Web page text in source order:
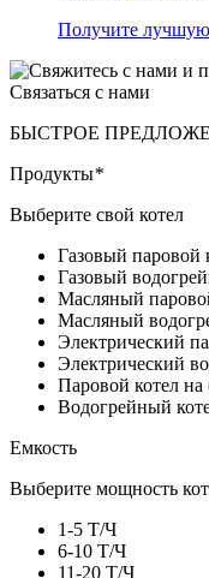
Получите
Связаться с нами
БЫСТРОЕ
Продукты*
Выберите свой котел
Газовый паровой
Газовый
Масляный
Масляный
Электрический
Электрический
Паровой котел на
Водогрейный
Емкость
Выберите мощность
1-5 Т/Ч
6-10 Т/Ч
11-20 Т/Ч